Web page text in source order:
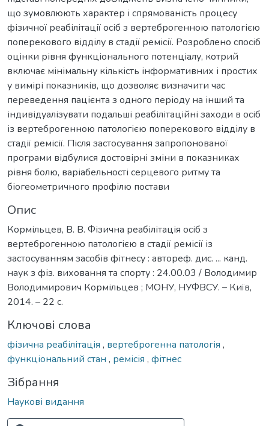
що зумовлюють характер і спрямованість процесу
фізичної реабілітації осіб з вертеброгенною патологією
поперекового відділу в стадії ремісії. Розроблено спосіб
оцінки рівня функціонального потенціалу, котрий
включає мінімальну кількість інформативних і простих
у вимірі показників, що дозволяє визначити час
переведення пацієнта з одного періоду на інший та
індивідуалізувати подальші реабілітаційні заходи в осіб
із вертеброгенною патологією поперекового відділу в
стадії ремісії. Після застосування запропонованої
програми відбулися достовірні зміни в показниках
рівня болю, варіабельності серцевого ритму та
біогеометричного профілю постави
Опис
Кормільцев, В. В. Фізична реабілітація осіб з
вертеброгенною патологією в стадії ремісії із
застосуванням засобів фітнесу : автореф. дис. ... канд.
наук з фіз. виховання та спорту : 24.00.03 / Володимир
Володимирович Кормільцев ; МОНУ, НУФВСУ. – Київ,
2014. – 22 с.
Ключові слова
фізична реабілітація , вертеброгенна патологія ,
функціональний стан , ремісія , фітнес
Зібрання
Наукові видання